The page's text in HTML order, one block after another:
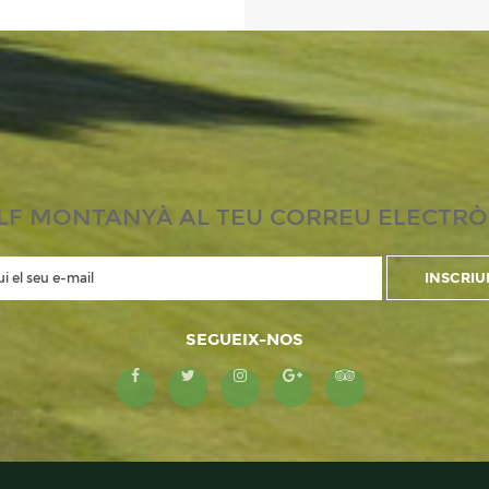
MONTANYÀ AL TEU CORREU
SEGUEIX-NOS